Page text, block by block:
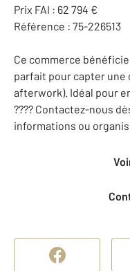
Prix FAI : 62 794 €
Référence : 75-226513
Ce commerce
parfait pour capter
afterwork). Idéal pour
???? Contactez-nous
informations ou